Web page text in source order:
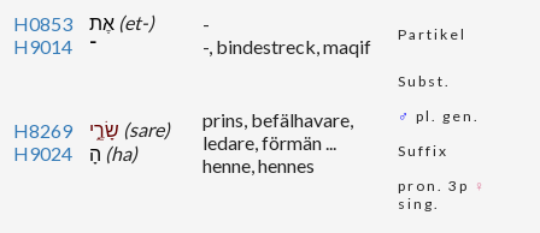
H0853
H9014
(et-)
־
-
-, bindestreck, maqif
Partikel
H8269
H9024
(sare)
(ha)
prins, befälhavare,
ledare, förmän ...
henne, hennes
Subst.
♂ pl. gen.
Suffix
pron. 3p ♀
sing.